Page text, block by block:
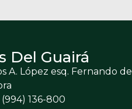
Del Guairá
A. López esq. Fernando de
(994) 136-800